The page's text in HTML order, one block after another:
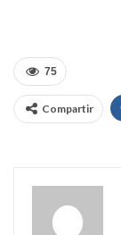
75
Compartir